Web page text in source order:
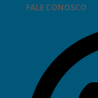
FALE CONOSCO